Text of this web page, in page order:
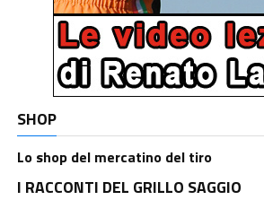
SHOP
Lo shop del mercatino del tiro
I RACCONTI DEL GRILLO SAGGIO